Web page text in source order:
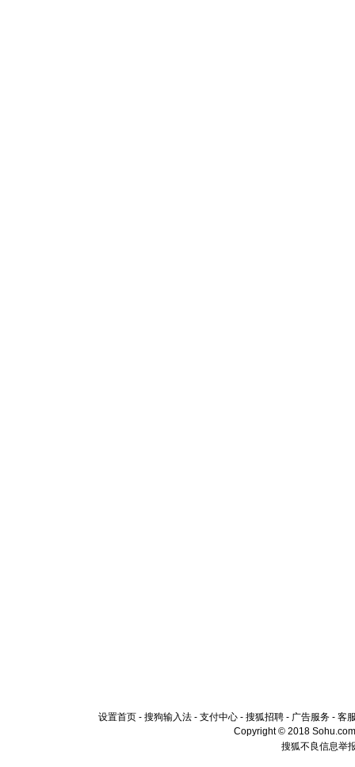
设置首页 - 搜狗输入法 - 支付中心 - 搜狐招聘 - 广告服务 - 客
Copyright © 2018
搜狐不良信息举